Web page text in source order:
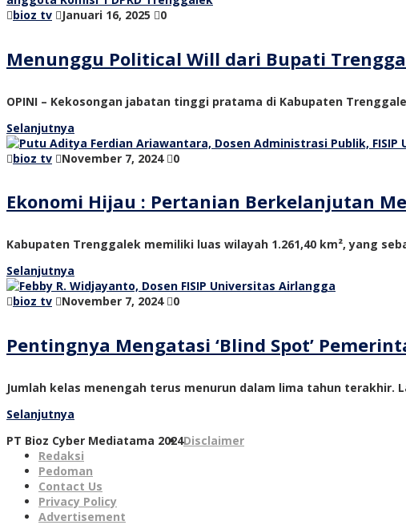
bioz tv Januari 16, 2025 0
Menunggu Political Will dari Bupati
OPINI – Kekosongan jabatan tinggi pratama di Kabupaten
Selanjutnya
bioz tv
November 7, 2024 0
Ekonomi Hijau : Pertanian Berkelanjutan
Kabupaten Trenggalek memiliki luas wilayah 1.261,40 km², yang
Selanjutnya
bioz tv
November 7, 2024 0
Pentingnya Mengatasi ‘Blind Spot’
Jumlah kelas menengah terus menurun dalam lima tahun terakhir.
Selanjutnya
PT Bioz Cyber Mediatama 2024Disclaimer
Redaksi
Pedoman
Contact Us
Privacy Policy
Advertisement